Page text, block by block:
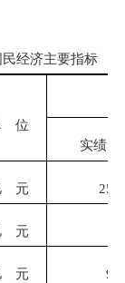
经济主要指标
位
实绩
元
元
元